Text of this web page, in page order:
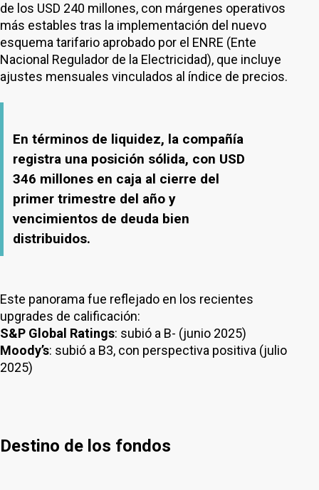
de los USD 240 millones, con márgenes operativos
más estables tras la implementación del nuevo
esquema tarifario aprobado por el ENRE (Ente
Nacional Regulador de la Electricidad), que incluye
ajustes mensuales vinculados al índice de precios.
En términos de liquidez, la compañía
registra una posición sólida, con USD
346 millones en caja al cierre del
primer trimestre del año y
vencimientos de deuda bien
distribuidos.
Este panorama fue reflejado en los recientes
upgrades de calificación:
S&P Global Ratings: subió a B- (junio 2025)
Moody’s: subió a B3, con perspectiva positiva (julio
2025)
Destino de los fondos